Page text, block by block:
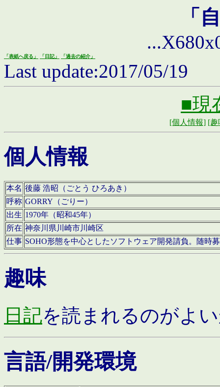
「
「表紙へ戻る」 「日記」 「過去の紹介」
Last update:2017/05/19
■現
[個人情報] [趣
個人情報
本名 後藤 浩昭（ごとう ひろあき）
呼称 GORRY（ごりー）
出生 1970年（昭和45年）
所在 神奈川県川崎市川崎区
仕事 SOHO形態を中心としたソフトウェア開発請負。随時
趣味
日記を読まれるのがよ
言語/開発環境